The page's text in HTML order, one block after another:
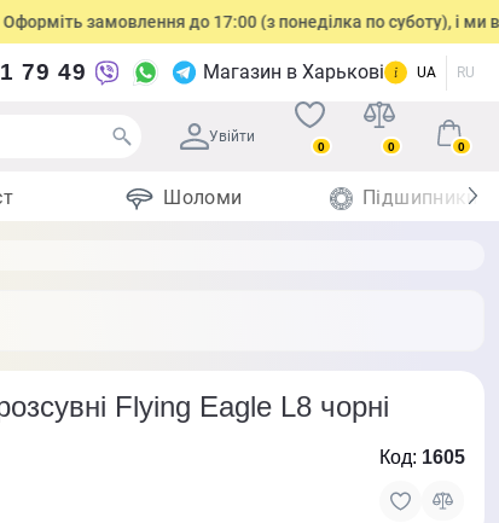
замовлення до 17:00 (з понеділка по суботу), і ми
79 49 Магазин в Харькові UA RU
Увійти
0 0 0
Шоломи Підшипники
Flying Eagle L8 чорні
Код: 1605